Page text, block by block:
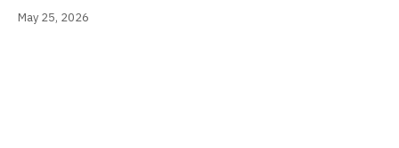
May 25, 2026